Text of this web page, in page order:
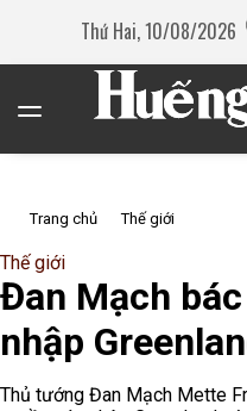
Thứ Hai, 10/08/2026
Trang chủ Thế giới
Thế giới
Đan Mạch
nhập
Thủ tướng Đan Mạch Mette